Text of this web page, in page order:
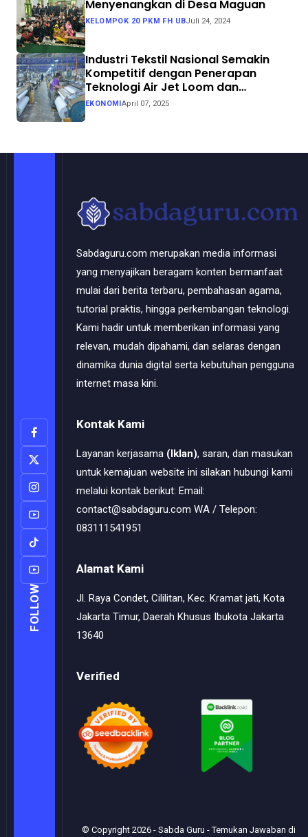
Menyenangkan di Desa Maguan
KELOMPOK 20 PKM FH UBJuli 24, 2024
Industri Tekstil Nasional Semakin
Kompetitif dengan Penerapan
Teknologi Air Jet Loom dan
Continuous Dyeing di CV. Garuda
Solo Perkasa
EKONOMIApril 07, 2025
FOLLOW
Sabdaguru.com merupakan media informasi
yang menyajikan beragam konten bermanfaat
mulai dari berita terbaru, pembahasan agama,
tutorial praktis, hingga perkembangan teknologi.
Kami hadir untuk memberikan informasi yang
relevan, mudah dipahami, dan selaras dengan
dinamika dunia digital serta kebutuhan pengguna
internet masa kini.
Kontak Kami
Layanan kerjasama (Iklan), saran, dan masukan
untuk kemajuan website ini silakan hubungi kami
melalui kontak berikut: Email:
contact@sabdaguru.com WA / Telepon:
083111541951
Alamat Kami
Jl. Raya Condet, Cililitan, Kec. Kramat jati, Kota
Jakarta Timur, Daerah Khusus Ibukota Jakarta
13640
Verified
© Copyright2026 -Sabda Guru - Temukan Jawaban di